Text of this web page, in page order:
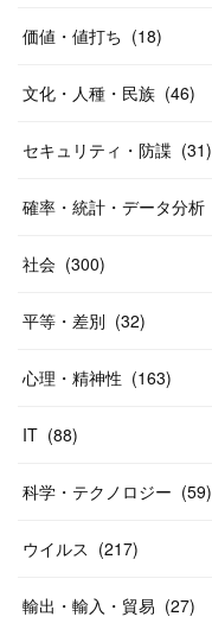
価値・値打ち (18)
文化・人種・民族 (46)
セキュリティ・防諜 (31)
確率・統計・データ分析
社会 (300)
平等・差別 (32)
心理・精神性 (163)
IT (88)
科学・テクノロジー (59)
ウイルス (217)
輸出・輸入・貿易 (27)